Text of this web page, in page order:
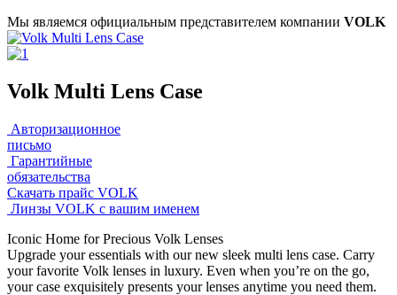
Мы являемся официальным представителем компании VOLK
Volk Multi Lens Case
Авторизационное
письмо
Гарантийные
обязательства
Скачать прайс VOLK
Линзы VOLK с вашим именем
Iconic Home for Precious Volk Lenses
Upgrade your essentials with our new sleek multi lens case. Carry
your favorite Volk lenses in luxury. Even when you’re on the go,
your case exquisitely presents your lenses anytime you need them.